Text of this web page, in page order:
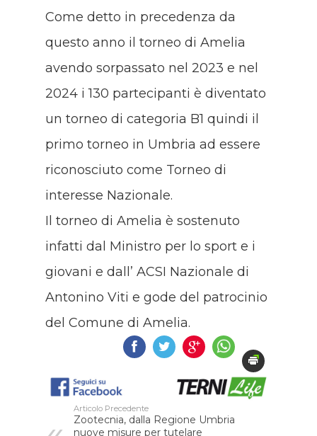
Come detto in precedenza da
questo anno il torneo di Amelia
avendo sorpassato nel 2023 e nel
2024 i 130 partecipanti è diventato
un torneo di categoria B1 quindi il
primo torneo in Umbria ad essere
riconosciuto come Torneo di
interesse Nazionale.
Il torneo di Amelia è sostenuto
infatti dal Ministro per lo sport e i
giovani e dall’ ACSI Nazionale di
Antonino Viti e gode del patrocinio
del Comune di Amelia.
Articolo Precedente
Zootecnia, dalla Regione Umbria
nuove misure per tutelare